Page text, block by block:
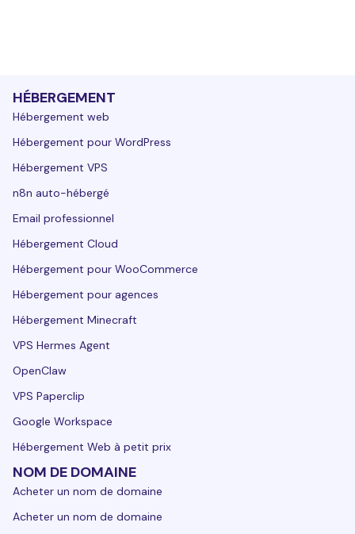
HÉBERGEMENT
Hébergement web
Hébergement pour WordPress
Hébergement VPS
n8n auto-hébergé
Email professionnel
Hébergement Cloud
Hébergement pour WooCommerce
Hébergement pour agences
Hébergement Minecraft
VPS Hermes Agent
OpenClaw
VPS Paperclip
Google Workspace
Hébergement Web à petit prix
NOM DE DOMAINE
Acheter un nom de domaine
Acheter un nom de domaine